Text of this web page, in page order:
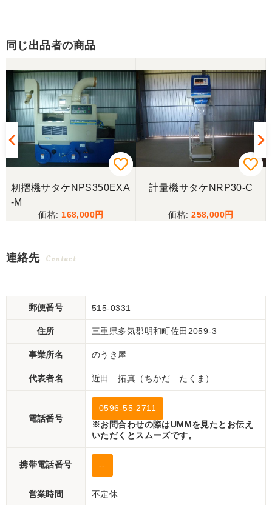
同じ出品者の商品
籾摺機サタケNPS350EXA
-M
168,000
計量機サタケNRP30-C
258,000
連絡先 Contact
郵便番号 515-0331
住所 三重県多気郡明和町佐田2059-3
事業所名 のうき屋
代表者名 近田 拓真（ちかだ たくま）
電話番号
0596-55-2711
※お問合わせの際はUMMを見たとお伝え
いただくとスムーズです。
携帯電話番号 --
営業時間 不定休